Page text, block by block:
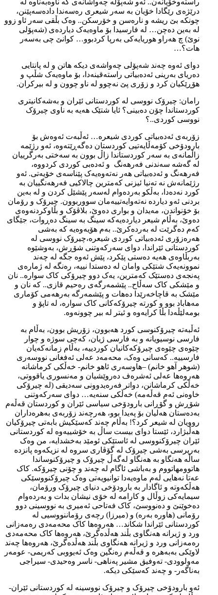
درێژەی رێگادا خۆیان بە سەر شیعری رەسەندا دادەسەپێنن،
چونکە بێ ریشە و نارەسن و خۆرسکن.. وەک بڵقی سەر ئاو زوو
لە بەین دەچن… لە فارسیدا بۆ ماوەیەک دیاردەی (شەپۆلی
نوێ) چ هەراو هوریایەکی بەرپا کردبوو… کوانێ چی بەسەر
هات؟…
دوای ئەوە چەند شەپۆلی چەواشەی دیکە هاتن و لە پانتایی
دەریای بەرینی ئەدەبیاتی راستەقینەدا، بۆ ماوەیەک شڵپ و
هۆڕێکیان کرد و زۆری پێ نەچوو لە ناو چوون و لە بیرکران.
رامان: چیرۆک نووسی لە کوردستانی ئێران و بەشەکانیتری
کوردستاندا چۆن دەبینی؟ ئایا شتێک هەیە بە ناوی چیرۆک
نووسی کوردی..؟
زۆربەی ئەدەبیاتی کوردی شیعرە… ئەڵبەت ئەوەش بۆ
بارودۆخی کۆمەڵایەتیی کوردستان دەگەڕێتەوە، ئەو رژێمە
زاڵمانەی بە سەر کوردستاندا زاڵ بوون بە سەختی بەرگرییان
لە گەشە سەندنی فەرهەنگ و ئەدەبی کوردی کردووە،
فەرهەنگ و ئەدەبیاتی هەر نەتەوەیەک پێناسەی خۆیەتی. ئەو
رژێمانەش نە تەنیا ئیزنی کەمترین چالاکیی فەرهەنگییان بە
کورد نەدەدا، بەڵکو بەردەوام لەسەر پێشێل کردن و لە بەین
بردنی ئەو دیاردە نەتەوایەتییەمان سووربوون. چیرۆک و رۆمان
بۆ خۆنواندن، مەیدان و بواری دەوێ، بلاڤۆک و بڵاوکردنەوەی
دەوێ، بەڵام شیعر دیاردەیەکە سینگ بە سینگ دەڕوات، جێگای
کەم دەگرێت لە بەردەکرێ.. بەم هۆیەوەیە کە بەشی
هەرەزۆری ئەدەبیاتی کوردی شیعرە،چیرۆک نووسی لە
کوردستانی ئێراندا، دوای سەرکەوتنی شۆڕش، بەوشێوە
بەربڵاوەی هەیە دەستی پێکرد، پێش ئەوە جگە لە چەند
نموونەیەک شتێکی وامان لە دەستدا نییە، رەنگە لە ژمارەی
پەنجەی دەستێک کەمترین، یەک دوو چیرۆکی کاک سوارە.. نان
و مێشکی کاک سەڵاح.. پێشمەرگەی رەحیم قازی.. کە نان و
مێشک بە قاچاخەرێدا دەهات و پێشمەرگە بەرهەمی کۆماری
مەهاباد بوو و کورتە چیرۆکەکانی کاک سوارە، لە تاپۆ و
بومەلێڵەدا بڵا کرایەوە و ئیتر لە بیر چوونەوە.
ئەڵبەتە چیرۆکنوسی کورد هەبوون، زۆریش بوون، بەڵام بە
فارسی نوسیویانە و بە فارسی ژیان، کەچی سوژە و چوار
چێوەی چێوەی چیرۆکەکانیان کوردییە، بەڵام زمانەکەیان
فارسییە.. کەسانی وەک، محەمەد عەلی ئەفغانی نووسەری
(شوهر آهو خانم) –هاوسەری ئاهو خانم- خەڵکی کرماشانە
هەروەها عەلی ئەشرەف دەروێشیان و مەنسوری یاقووتی،
خەڵکی کرماشانن، دواتر فەرەیدوونی سەدیقی (لە چیرۆکی
خاوەنی ئەم قەڵەمە) خەڵکی سنەیە… دوای سەرکەوتنی
شۆڕش و گۆڕانی بارودۆخی سیاسی ئێران و کوردستان قەڵەم
بەدەستان هەلیان بۆ پەیدا بوو، هەرچەند زۆربەی بەهرەداران
روویان لە شیعر کرد؟! بەڵام چەند کەسێکیش بابەتی چیرۆکیان
هەڵبژارد، ئێستا دوای بیست ساڵ بە خۆشییەوە لە کوردستانی
ئێران چیرۆکنووسی لە ئاستێکی ئومێد بەخشدایە، من وەک
بەرپرسی بەشی چیرۆک لە گۆڤاری سروە لە نزیکەوە پانزدە
ساڵە هەنگاو بە هەنگاو لەگەڵ چیرۆک و چیرۆکنوساندا
هاتوومهاتووم و بەباشی ئاگام لە چەند و چۆنی چیرۆکە. کاک
عەتا نەهایی لەم ماوەیەدا توانیویەتی وەک چیرۆکنووسێکی
هەڵکەوتە و ئاگادار بە بارودۆخی دنیای چیرۆک ورۆمان،
سیمایەکی زوڵال و کارامە لە خۆی نیشان بدات و بەردەوام
دەخوێنێ و دەنووسێ، کاک فەتاحی ئەمیری بە نووسینی دوو
رۆمانی (هاورە بەرە) و (میرزا) رچەی رۆماننووسیی لە
کوردستانی ئێراندا شکاند… هەروەها کاک محەمەدی رەمەزانی
ورد و ژیرانە هەنگاوی بڵند هەڵدەگرێ، هەروەها کاک محەمەدی
رەمەزانی ورد و ژیرانە هەنگاوی بڵند هەڵدەگرێ، هەروەها چەند
لاوێکی بەبەهرە و قەڵەم رەنگین وەک ئەیووبی کەریمی- عومەر
مەولوودی- تەوفیق مشیر پەناهی- ناسر وەحیدی- سیراجی
بەناگەر- و چەند کەسێکی دیکە.
ئەو بارودۆخی چیرۆک و چیرۆک نووسینە لە کوردستانی ئێران-